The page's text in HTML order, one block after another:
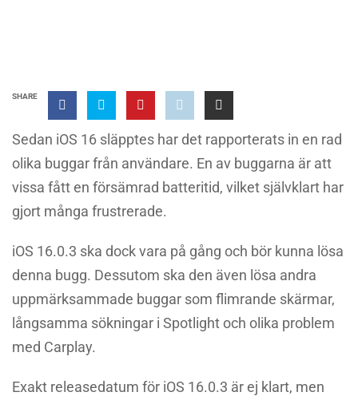
SHARE
Sedan iOS 16 släpptes har det rapporterats in en rad
olika buggar från användare. En av buggarna är att
vissa fått en försämrad batteritid, vilket självklart har
gjort många frustrerade.
iOS 16.0.3 ska dock vara på gång och bör kunna lösa
denna bugg. Dessutom ska den även lösa andra
uppmärksammade buggar som flimrande skärmar,
långsamma sökningar i Spotlight och olika problem
med Carplay.
Exakt releasedatum för iOS 16.0.3 är ej klart, men